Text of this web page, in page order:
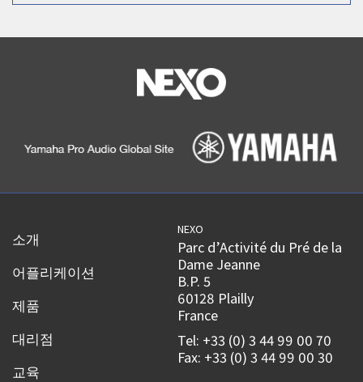
소개
어플리케이션
제품
대리점
교육
NEXO
Parc d’Activité du Pré de la
Dame Jeanne
B.P. 5
60128 Plailly
France
Tel: +33 (0) 3 44 99 00 70
Fax: +33 (0) 3 44 99 00 30